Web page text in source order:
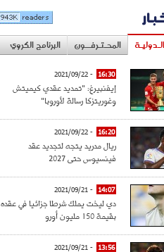
المحـتـرفــون البرنامج الكروي
16:30
- 2021/09/22
إيفنبيرغ: "تمديد عقدي كيميتش
وغوريتزكا رسالة لأوروبا"
16:20
- 2021/09/22
ريال مدريد يتجه لتجديد عقد
فينسيوس حتى 2027
14:07
- 2021/09/21
دي ليخت يملك شرطا جزائيا في عقده
بقيمة 150 مليون أورو
13:56
- 2021/09/21